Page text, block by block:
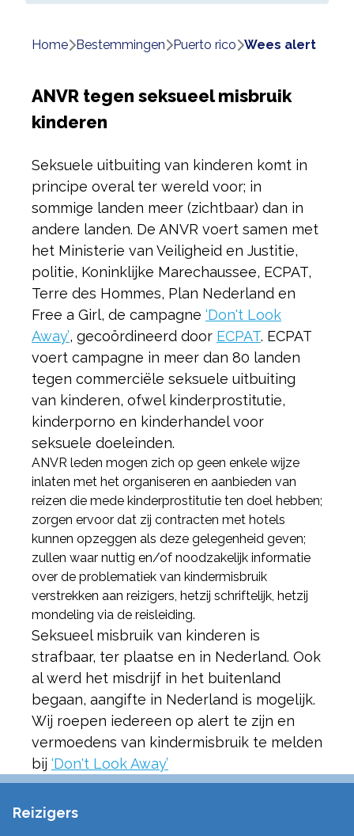
Home bestemmingen puerto rico wees alert
ANVR tegen seksueel misbruik
kinderen
Seksuele uitbuiting van kinderen komt in
principe overal ter wereld voor; in
sommige landen meer (zichtbaar) dan in
andere landen. De ANVR voert samen met
het Ministerie van Veiligheid en Justitie,
politie, Koninklijke Marechaussee, ECPAT,
Terre des Hommes, Plan Nederland en
Free a Girl, de campagne ‘Don't Look
Away’, gecoördineerd door ECPAT. ECPAT
voert campagne in meer dan 80 landen
tegen commerciële seksuele uitbuiting
van kinderen, ofwel kinderprostitutie,
kinderporno en kinderhandel voor
seksuele doeleinden.
ANVR leden mogen zich op geen enkele wijze
inlaten met het organiseren en aanbieden van
reizen die mede kinderprostitutie ten doel hebben;
zorgen ervoor dat zij contracten met hotels
kunnen opzeggen als deze gelegenheid geven;
zullen waar nuttig en/of noodzakelijk informatie
over de problematiek van kindermisbruik
verstrekken aan reizigers, hetzij schriftelijk, hetzij
mondeling via de reisleiding.
Seksueel misbruik van kinderen is
strafbaar, ter plaatse en in Nederland. Ook
al werd het misdrijf in het buitenland
begaan, aangifte in Nederland is mogelijk.
Wij roepen iedereen op alert te zijn en
vermoedens van kindermisbruik te melden
bij ‘Don't Look Away’
Reizigers